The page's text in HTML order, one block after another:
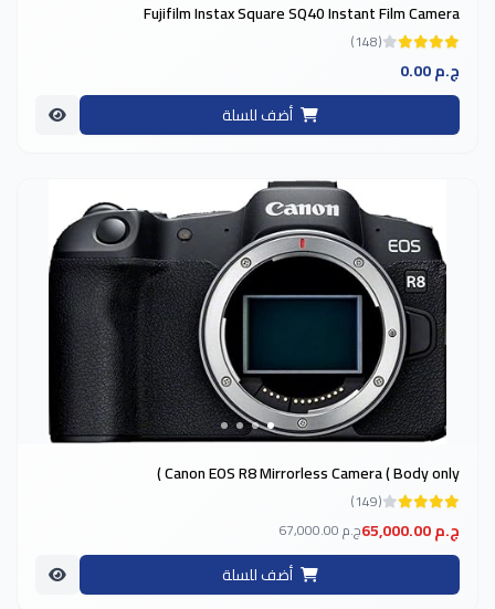
Fujifilm Instax Square SQ40 Instant Film Camera
(148)
0.00 ج.م
أضف للسلة
Canon EOS R8 Mirrorless Camera ( Body only )
(149)
65,000.00 ج.م 67,000.00 ج.م
أضف للسلة